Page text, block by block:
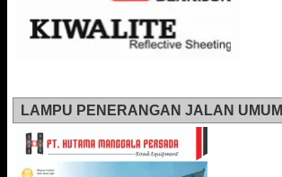
LAMPU PENERANGAN JALAN UMUM